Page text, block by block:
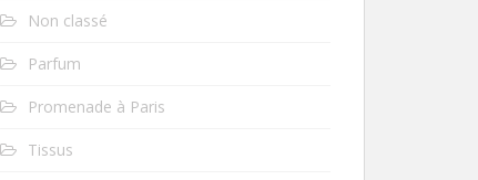
Non classé
Parfum
Promenade à Paris
Tissus